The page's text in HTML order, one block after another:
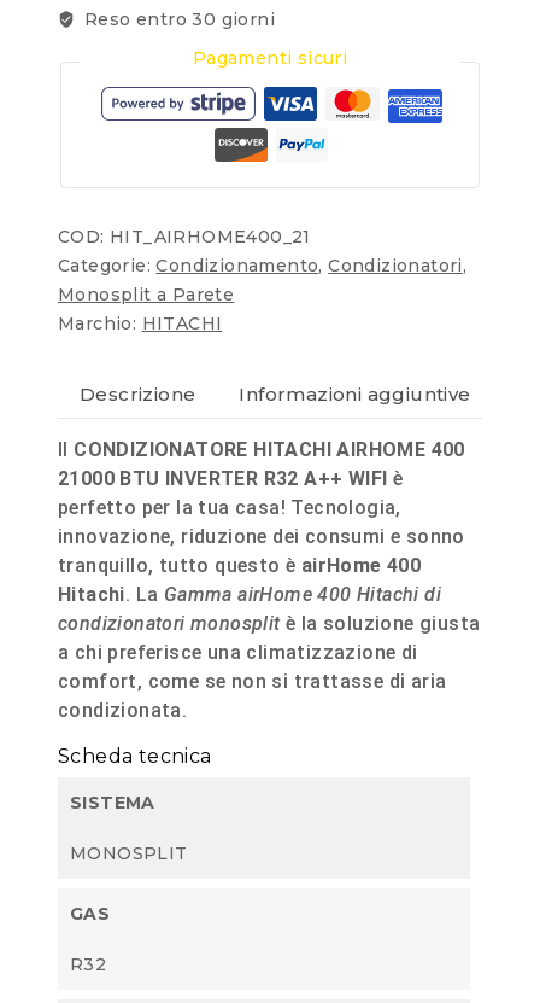
Reso entro 30 giorni
Pagamenti sicuri
COD: HIT_AIRHOME400_21
Categorie:Condizionamento,Condizionatori,
Monosplit a Parete
Marchio: HITACHI
Descrizione Informazioni aggiuntive
Il CONDIZIONATORE HITACHI AIRHOME 400
21000 BTU INVERTER R32 A++ WIFI è
perfetto per la tua casa! Tecnologia,
innovazione, riduzione dei consumi e sonno
tranquillo, tutto questo è airHome 400
Hitachi. La Gamma airHome 400 Hitachi di
condizionatori monosplitè la soluzione giusta
a chi preferisce una climatizzazione di
comfort, come se non si trattasse di aria
condizionata.
Scheda tecnica
SISTEMA
MONOSPLIT
GAS
R32